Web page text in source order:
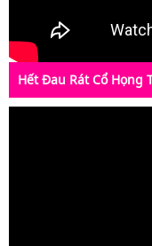
Hết Đau Rát Cổ Họng